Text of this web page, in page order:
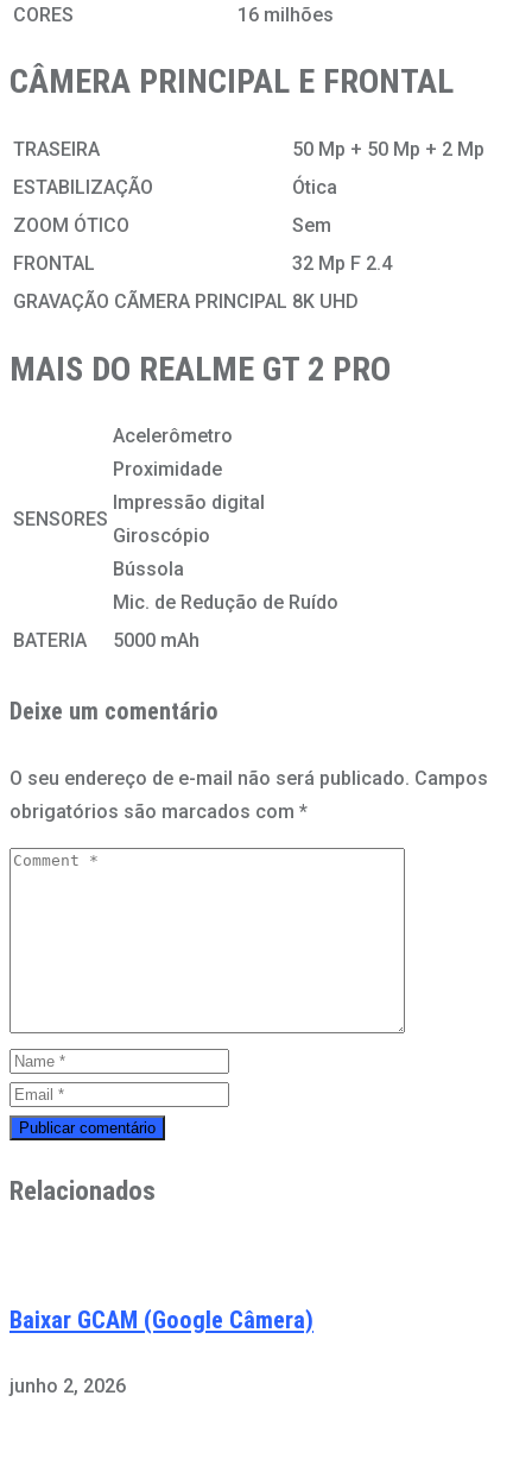
CORES 16 milhões
CÂMERA PRINCIPAL E FRONTAL
TRASEIRA
50 Mp + 50 Mp + 2 Mp
ESTABILIZAÇÃO
Ótica
ZOOM ÓTICO
Sem
FRONTAL
32 Mp F 2.4
GRAVAÇÃO CÃMERA PRINCIPAL 8K UHD
MAIS DO REALME GT 2 PRO
SENSORES
Acelerômetro
Proximidade
Impressão digital
Giroscópio
Bússola
Mic. de Redução de Ruído
BATERIA
5000 mAh
Deixe um comentário
O seu endereço de e-mail não será publicado. Campos
obrigatórios são marcados com *
Relacionados
Baixar GCAM (Google Câmera)
junho 2, 2026